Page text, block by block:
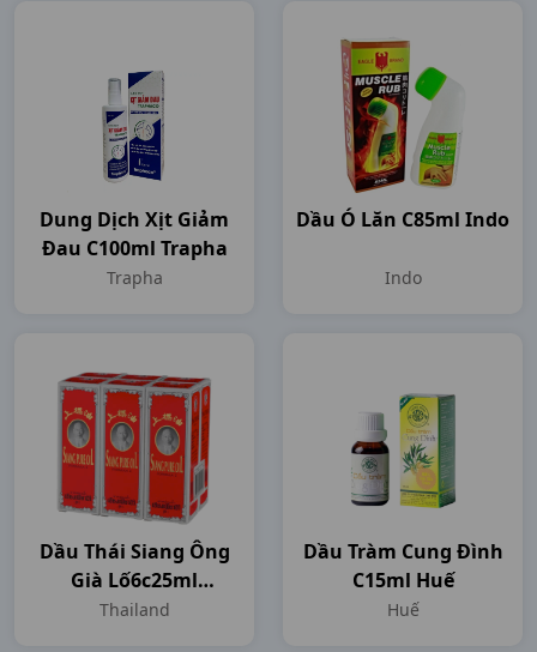
Dung Dịch Xịt Giảm
Đau C100ml Trapha
Trapha
Dầu Ó Lăn C85ml Indo
Indo
Dầu Thái Siang Ông
Già Lố6c25ml
Thailand
Thailand
Dầu Tràm Cung Đình
C15ml Huế
Huế